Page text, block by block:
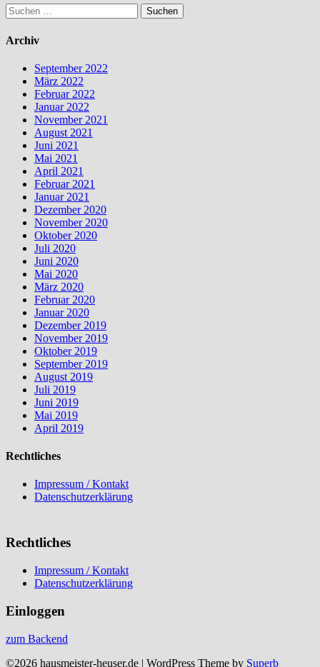
Suchen
nach:
Archiv
September 2022
März 2022
Februar 2022
Januar 2022
November 2021
August 2021
Juni 2021
Mai 2021
April 2021
Februar 2021
Januar 2021
Dezember 2020
November 2020
Oktober 2020
Juli 2020
Juni 2020
Mai 2020
März 2020
Februar 2020
Januar 2020
Dezember 2019
November 2019
Oktober 2019
September 2019
August 2019
Juli 2019
Juni 2019
Mai 2019
April 2019
Rechtliches
Impressum / Kontakt
Datenschutzerklärung
Rechtliches
Impressum / Kontakt
Datenschutzerklärung
Einloggen
zum Backend
©2026 hausmeister-heuser.de | WordPress Theme by Superb